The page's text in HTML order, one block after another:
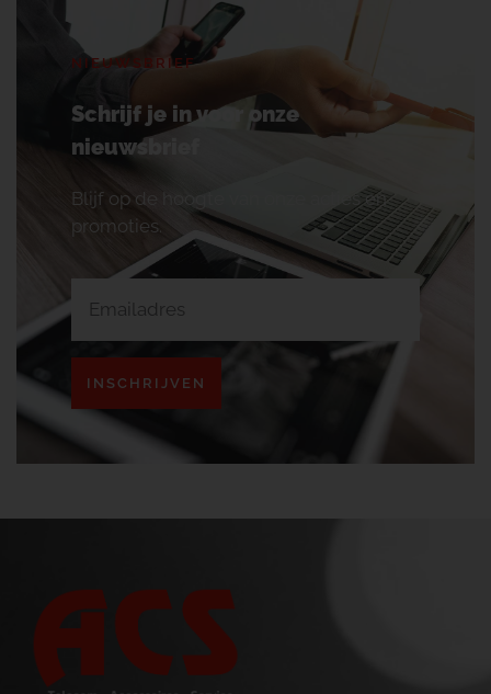
NIEUWSBRIEF
Schrijf je in voor onze
nieuwsbrief
Blijf op de hoogte van onze acties en
promoties.
INSCHRIJVEN